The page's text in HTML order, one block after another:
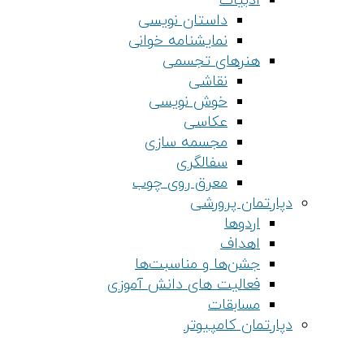
داستان نویسی
نمایشنامه خوانی
هنرهای تجسمی
نقاشی
خوش نویسی
عکاسی
مجسمه سازی
سفالگری
معرق روی چوب
دپارتمان پرورشی
اردوها
اهداف
جشن‌ها و مناسبت‌ها
فعالیت های دانش آموزی
مسابقات
دپارتمان کامپیوتر